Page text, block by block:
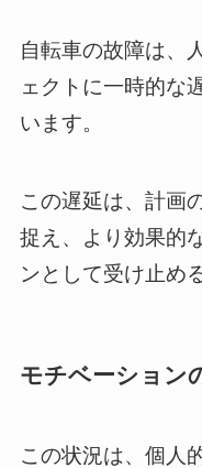
自転車の故障は、
ェクトに一時的な
います。
この遅延は、計画
捉え、より効果的
ンとして受け止め
モチベーション
この状況は、個人